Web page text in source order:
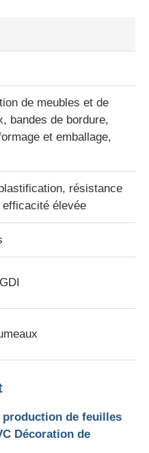
familier
de meubles et de
bandes de bordure,
et emballage,
résistance
efficacité élevée
de feuilles
Décoration de